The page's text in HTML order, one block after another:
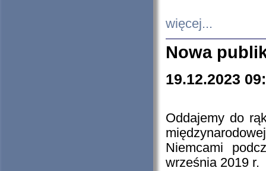
więcej...
Nowa
19.12.2023
Oddajemy do
Niemcami
września 2019 r.